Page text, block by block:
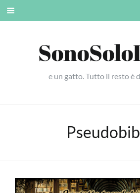
Skip
e un gatto. Tutto il resto è